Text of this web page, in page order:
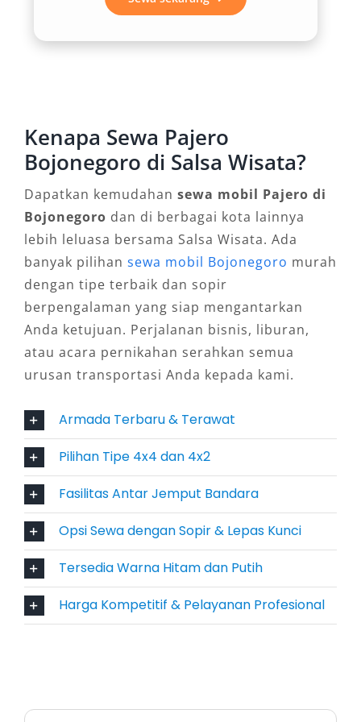
langkah tepat untuk menunjukkan keseriusan
dan profesionalitas.
Dengan opsi 4×4 dan 4×2, Pajero mampu
melibas jalan beraspal maupun jalur
menantang. Inilah alasan mengapa kendaraan
off-road Bojonegoro ini sangat diminati untuk
kegiatan lapangan, eksplorasi alam, atau
perjalanan ke lokasi proyek yang aksesnya
tidak selalu mulus.
5. Efisiensi Waktu dan Praktis
Menggunakan sewa harian dan bulanan Pajero
Bojonegoro memungkinkan pengguna
memikirkan perawatan kendaraan atau biaya
kepemilikan, cukup booking rental Pajero
sesuai kebutuhan. Dengan begitu, waktu lebih
efisien untuk fokus pada aktivitas utama.
6. Harga Kompetitif dan Layanan
Andal
Meskipun dikenal premium, harga sewa Pajero
Bojonegoro tetap kompetitif. Ditambah opsi
nilai lebih dari setiap transaksi.
Kenapa Sewa Pajero
Bojonegoro di Salsa Wisata?
Dapatkan kemudahan sewa mobil Pajero di
Bojonegoro dan di berbagai kota lainnya
lebih leluasa bersama Salsa Wisata. Ada
banyak pilihan sewa mobil Bojonegoro murah
dengan tipe terbaik dan sopir
berpengalaman yang siap mengantarkan
Anda ketujuan. Perjalanan bisnis, liburan,
atau acara pernikahan serahkan semua
urusan transportasi Anda kepada kami.
Armada Terbaru & Terawat
Pilihan Tipe 4x4 dan 4x2
Fasilitas Antar Jemput Bandara
Opsi Sewa dengan Sopir & Lepas Kunci
Tersedia Warna Hitam dan Putih
Harga Kompetitif & Pelayanan Profesional